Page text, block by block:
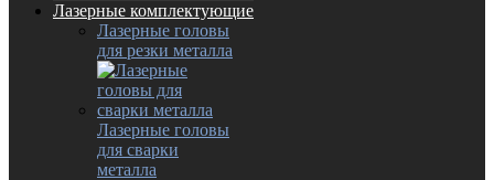
Лазерные комплектующие
Лазерные головы
для резки металла
Лазерные головы
для сварки
металла